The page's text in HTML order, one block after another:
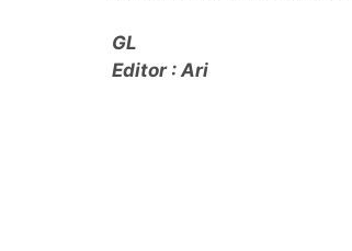
GL
Editor : Ari